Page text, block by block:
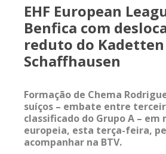
EHF European
Benfica com
reduto do Kadetten
Schaffhausen
Formação de Chema
suíços – embate entre
classificado do Grupo A –
europeia, esta terça-feira,
acompanhar na BTV.